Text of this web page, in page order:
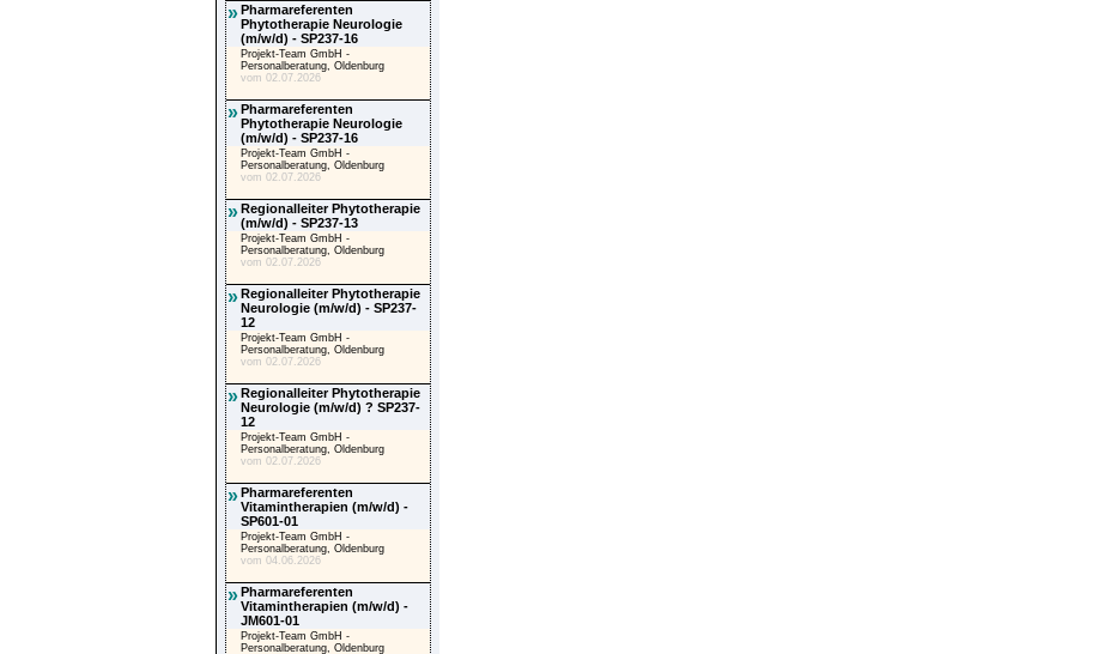
»Pharmareferenten
Phytotherapie Neurologie
(m/w/d) - SP237-16
Projekt-Team GmbH -
Personalberatung, Oldenburg
vom 02.07.2026
»Pharmareferenten
Phytotherapie Neurologie
(m/w/d) - SP237-16
Projekt-Team GmbH -
Personalberatung, Oldenburg
vom 02.07.2026
»Regionalleiter Phytotherapie
(m/w/d) - SP237-13
Projekt-Team GmbH -
Personalberatung, Oldenburg
vom 02.07.2026
»Regionalleiter Phytotherapie
Neurologie (m/w/d) - SP237-
12
Projekt-Team GmbH -
Personalberatung, Oldenburg
vom 02.07.2026
»Regionalleiter Phytotherapie
Neurologie (m/w/d) ? SP237-
12
Projekt-Team GmbH -
Personalberatung, Oldenburg
vom 02.07.2026
»Pharmareferenten
Vitamintherapien (m/w/d) -
SP601-01
Projekt-Team GmbH -
Personalberatung, Oldenburg
vom 04.06.2026
»Pharmareferenten
Vitamintherapien (m/w/d) -
JM601-01
Projekt-Team GmbH -
Personalberatung, Oldenburg